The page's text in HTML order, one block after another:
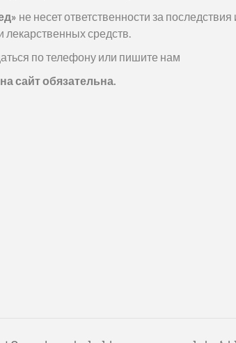
не несет ответственности за
лекарственных средств.
по телефону или пишите нам
сайт обязательна.